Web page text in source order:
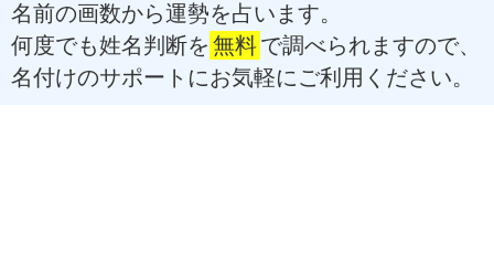
名前の画数から運勢を占います。
何度でも姓名判断を 無料で調べられますので、
名付けのサポートにお気軽にご利用ください。